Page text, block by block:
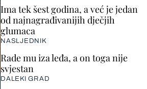
Ima tek šest godina, a već je jedan
od najnagrađivanijih dječjih
glumaca
NASLJEDNIK
Rade mu iza leđa, a on toga nije
svjestan
DALEKI GRAD